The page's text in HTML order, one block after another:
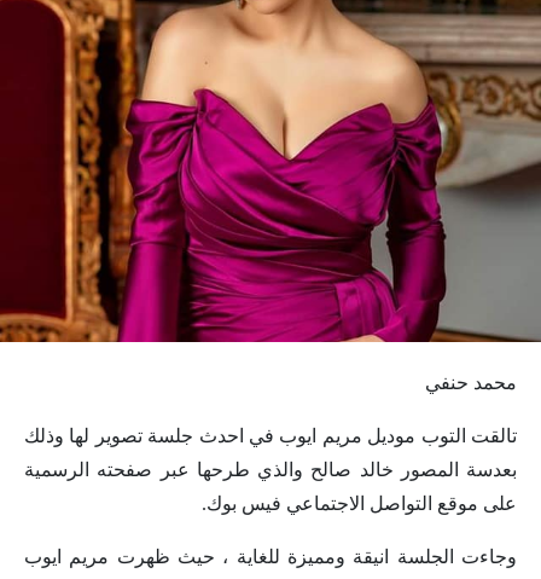
محمد حنفي
تالقت التوب موديل مريم ايوب في احدث جلسة تصوير لها وذلك
بعدسة المصور خالد صالح والذي طرحها عبر صفحته الرسمية
على موقع التواصل الاجتماعي فيس بوك.
وجاءت الجلسة انيقة ومميزة للغاية ، حيث ظهرت مريم ايوب